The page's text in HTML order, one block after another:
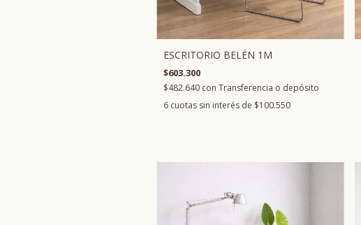
ESCRITORIO BELÉN 1M
$603.300
$482.640 con Transferencia o depósito
6 cuotas sin interés de $100.550